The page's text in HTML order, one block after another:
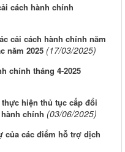
cách hành chính
cải cách hành chính năm
năm 2025 (17/03/2025)
chính tháng 4-2025
hiện thủ tục cấp đổi
chính (03/06/2025)
của các điểm hỗ trợ dịch